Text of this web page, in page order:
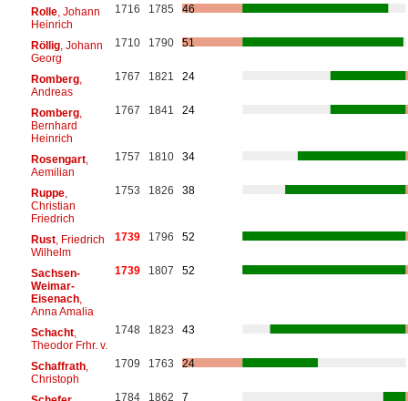
Rolle, Johann
Heinrich
1716 1785 46
Röllig, Johann
Georg
1710 1790 51
Romberg,
Andreas
1767 1821 24
Romberg,
Bernhard
Heinrich
1767 1841 24
Rosengart,
Aemilian
1757 1810 34
Ruppe,
Christian
Friedrich
1753 1826 38
Rust, Friedrich
Wilhelm
1739 1796 52
Sachsen-
Weimar-
Eisenach,
Anna Amalia
1739 1807 52
Schacht,
Theodor Frhr. v.
1748 1823 43
Schaffrath,
Christoph
1709 1763 24
1784 1862 7